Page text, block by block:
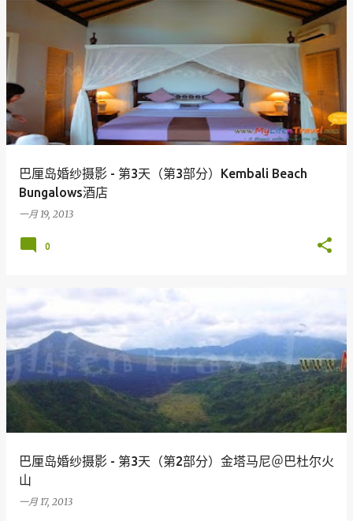
巴厘岛婚纱摄影 - 第3天（第3部分）Kembali Beach
Bungalows酒店
一月 19, 2013
0
巴厘岛婚纱摄影 - 第3天（第2部分）金塔马尼＠巴杜尔火
山
一月 17, 2013